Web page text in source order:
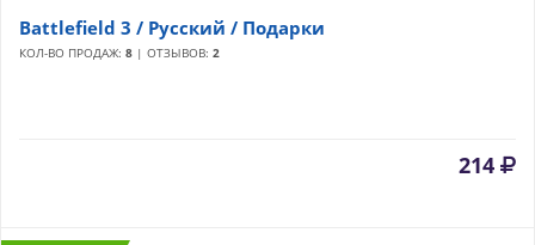
Battlefield 3 / Русский / Подарки
КОЛ-ВО ПРОДАЖ: 8 | ОТЗЫВОВ: 2
214